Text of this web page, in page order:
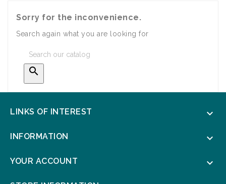
Sorry for the inconvenience.
Search again what you are looking for

LINKS OF INTEREST 
INFORMATION 
YOUR ACCOUNT 